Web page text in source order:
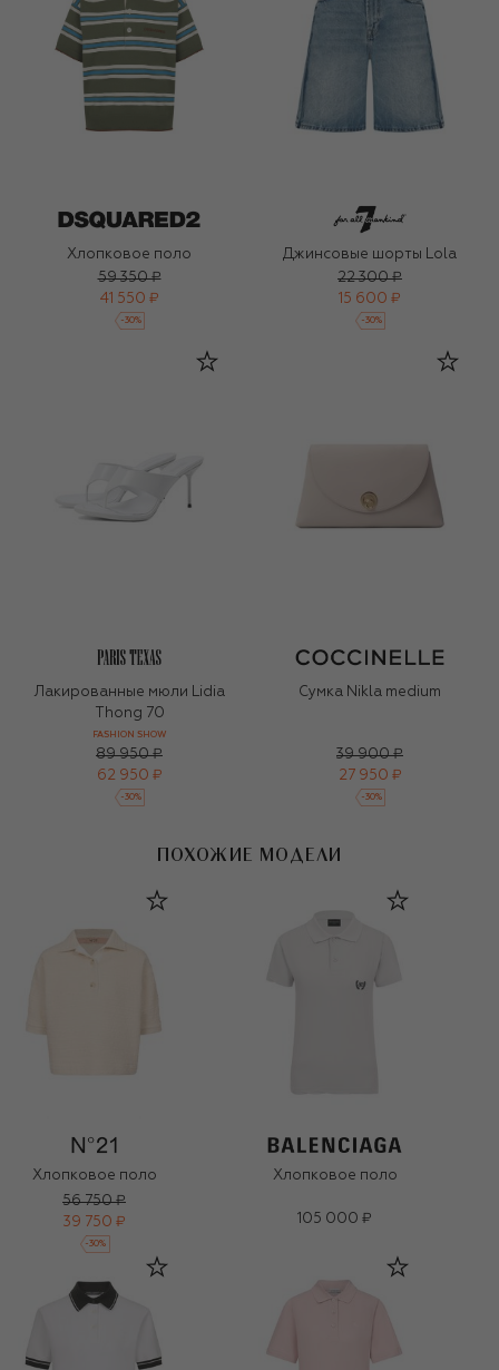
Хлопковое поло
59 350 ₽
41 550 ₽
-30%
Джинсовые шорты Lola
22 300 ₽
15 600 ₽
-30%
Лакированные мюли Lidia
Thong 70
FASHION SHOW
89 950 ₽
62 950 ₽
-30%
Сумка Nikla medium
39 900 ₽
27 950 ₽
-30%
ПОХОЖИЕ МОДЕЛИ
Хлопковое поло
56 750 ₽
39 750 ₽
-30%
Хлопковое поло
105 000 ₽